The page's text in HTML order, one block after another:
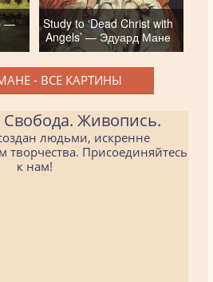
—
Study to ‘Dead Christ with
Angels’ — Эдуард Мане
- ВСЕ КАРТИНЫ
Свобода. Живопись.
людьми, искренне
Присоединяйтесь
к нам!